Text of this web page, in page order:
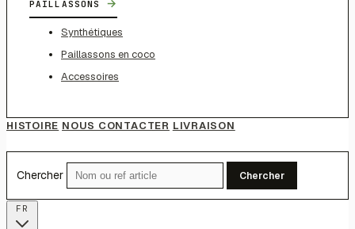
PAILLASSONS →
Synthétiques
Paillassons en coco
Accessoires
HISTOIRE NOUS CONTACTER LIVRAISON
Chercher Chercher